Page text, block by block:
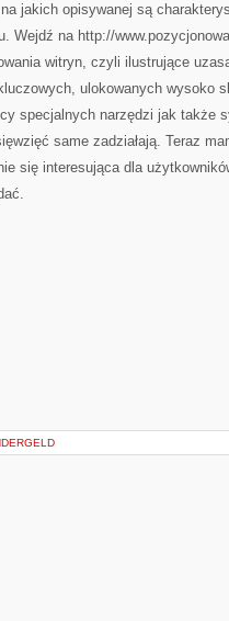
jakich opisywanej są
Wejdź na http://
witryn, czyli ilustrujące
ulokowanych wysoko
specjalnych narzędzi jak także
same zadziałają. Teraz
się interesująca dla